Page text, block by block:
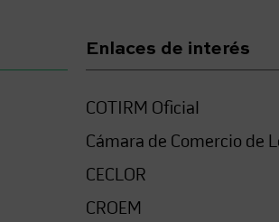
Enlaces de interés
COTIRM Oficial
Cámara de Comercio de
CECLOR
CROEM